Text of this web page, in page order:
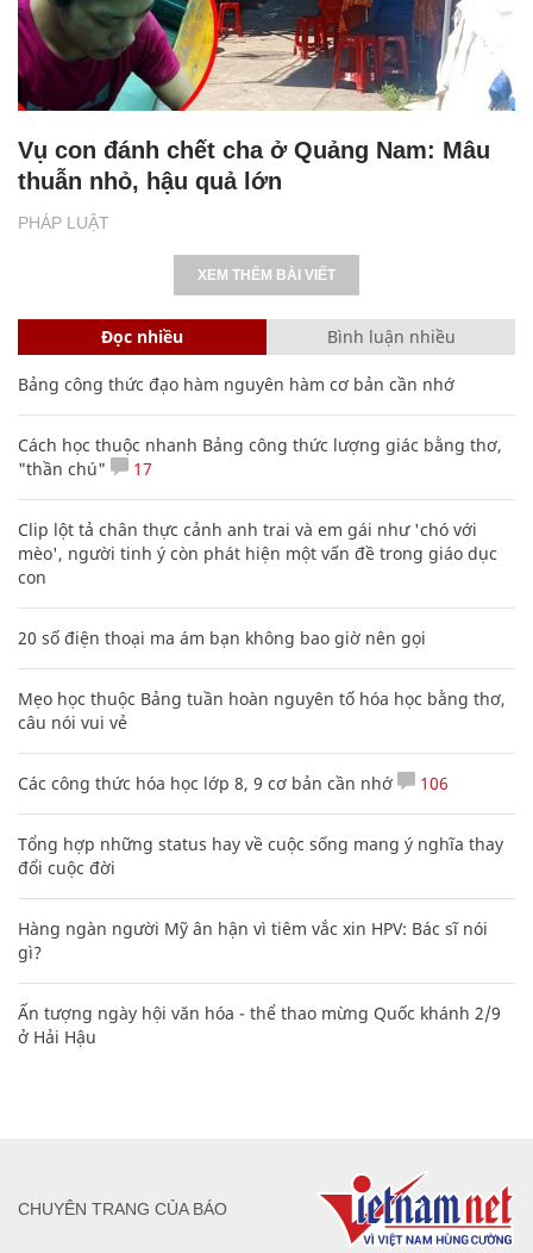
PHÁP LUẬT
Vụ con đánh chết cha ở Quảng Nam: Mâu
thuẫn nhỏ, hậu quả lớn
XEM THÊM BÀI VIẾT
Đọc nhiều Bình luận nhiều
Bảng công thức đạo hàm nguyên hàm cơ bản cần nhớ
Cách học thuộc nhanh Bảng công thức lượng giác bằng thơ,
"thần chú"
17
Clip lột tả chân thực cảnh anh trai và em gái như 'chó với
mèo', người tinh ý còn phát hiện một vấn đề trong giáo dục
con
20 số điện thoại ma ám bạn không bao giờ nên gọi
Mẹo học thuộc Bảng tuần hoàn nguyên tố hóa học bằng thơ,
câu nói vui vẻ
Các công thức hóa học lớp 8, 9 cơ bản cần nhớ 106
Tổng hợp những status hay về cuộc sống mang ý nghĩa thay
đổi cuộc đời
Hàng ngàn người Mỹ ân hận vì tiêm vắc xin HPV: Bác sĩ nói
gì?
Ấn tượng ngày hội văn hóa - thể thao mừng Quốc khánh 2/9
ở Hải Hậu
CHUYÊN TRANG CỦA BÁO